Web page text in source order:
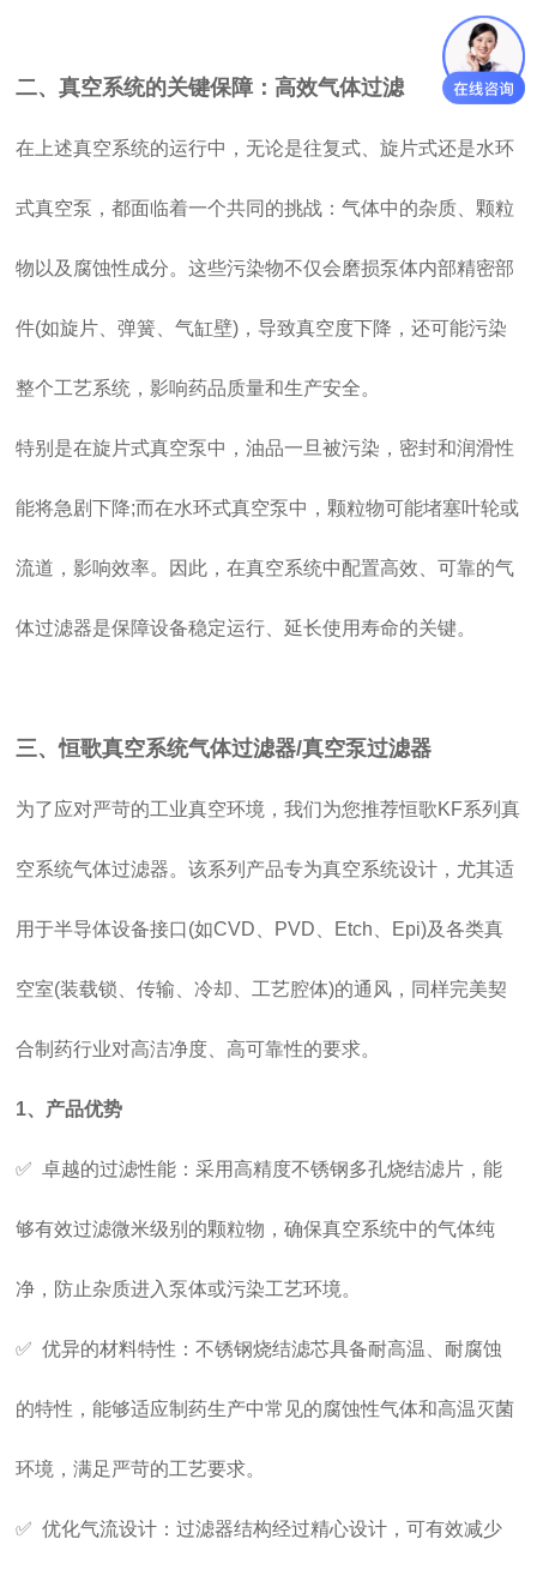
二、真空系统的关键保障：高效气体过滤
在上述真空系统的运行中，无论是往复式、旋片式还是水环
式真空泵，都面临着一个共同的挑战：气体中的杂质、颗粒
物以及腐蚀性成分。这些污染物不仅会磨损泵体内部精密部
件(如旋片、弹簧、气缸壁)，导致真空度下降，还可能污染
整个工艺系统，影响药品质量和生产安全。
特别是在旋片式真空泵中，油品一旦被污染，密封和润滑性
能将急剧下降;而在水环式真空泵中，颗粒物可能堵塞叶轮或
流道，影响效率。因此，在真空系统中配置高效、可靠的气
体过滤器是保障设备稳定运行、延长使用寿命的关键。
三、恒歌真空系统气体过滤器/真空泵过滤器
为了应对严苛的工业真空环境，我们为您推荐恒歌KF系列真
空系统气体过滤器。该系列产品专为真空系统设计，尤其适
用于半导体设备接口(如CVD、PVD、Etch、Epi)及各类真
空室(装载锁、传输、冷却、工艺腔体)的通风，同样完美契
合制药行业对高洁净度、高可靠性的要求。
1、产品优势
✅ 卓越的过滤性能：采用高精度不锈钢多孔烧结滤片，能
够有效过滤微米级别的颗粒物，确保真空系统中的气体纯
净，防止杂质进入泵体或污染工艺环境。
✅ 优异的材料特性：不锈钢烧结滤芯具备耐高温、耐腐蚀
的特性，能够适应制药生产中常见的腐蚀性气体和高温灭菌
环境，满足严苛的工艺要求。
✅ 优化气流设计：过滤器结构经过精心设计，可有效减少